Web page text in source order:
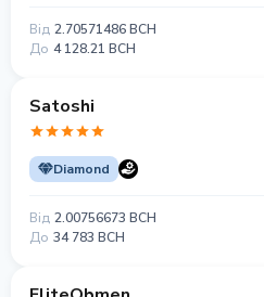
Від 2.70571486 BCH
До 4 128.21 BCH
Satoshi
Diamond
Від 2.00756673 BCH
До 34 783 BCH